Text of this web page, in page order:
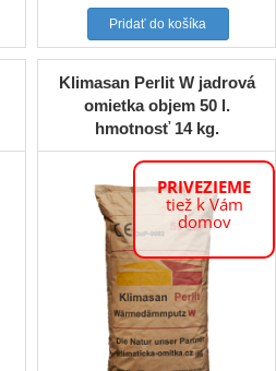
Pridať do košíka
Klimasan Perlit W jadrová
omietka objem 50 l.
hmotnosť 14 kg.
PRIVEZIEME
tiež k Vám
domov